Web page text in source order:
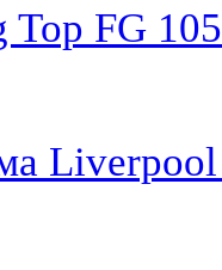
Top FG